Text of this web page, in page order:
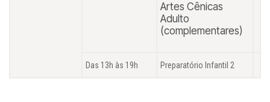
Artes Cênicas
Adulto
(complementares)
Das 13h às 19h Preparatório Infantil 2